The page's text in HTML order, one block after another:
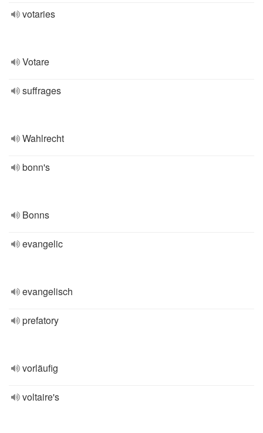
votaries
Votare
suffrages
Wahlrecht
bonn's
Bonns
evangelic
evangelisch
prefatory
vorläufig
voltaire's